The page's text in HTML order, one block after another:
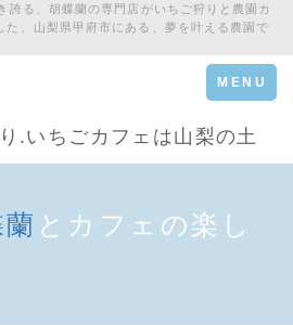
誇る、胡蝶蘭の専門店がいちご狩りと農園カ
た、山梨県甲府市にある、夢を叶える農園で
Toggle
navigation
MENU
.いちごカフェは山梨の土
とカフェの楽し